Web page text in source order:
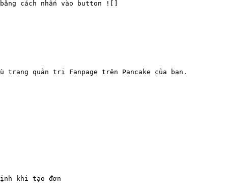
cách nhấn vào button ![]
trang quản trị Fanpage trên Pancake của bạn.
khi tạo đơn